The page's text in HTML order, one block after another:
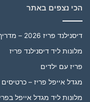
הכי נצפים באתר
דיסנילנד פריז 2026 – מדריך מלא לכרטיסים, מחירים והטבות
מלונות ליד דיסנילנד פריז
פריז עם ילדים
מגדל אייפל פריז – כרטיסים
מלונות ליד מגדל אייפל